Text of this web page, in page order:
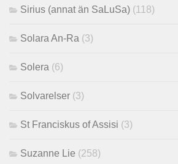
Sirius (annat än SaLuSa) (118)
Solara An-Ra (3)
Solera (6)
Solvarelser (3)
St Franciskus of Assisi (3)
Suzanne Lie (258)